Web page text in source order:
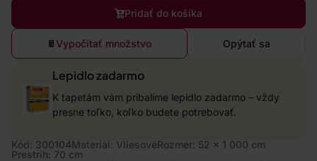
Pridať do košíka
Vypočítať množstvo Opýtať sa
Lepidlo zadarmo
K tapetám vám pribalíme lepidlo zadarmo – vždy
presne toľko, koľko budete potrebovať.
Kód: 300104Materiál: VliesovéRozmer: 52 x 1 000 cm
Prestrih: 70 cm